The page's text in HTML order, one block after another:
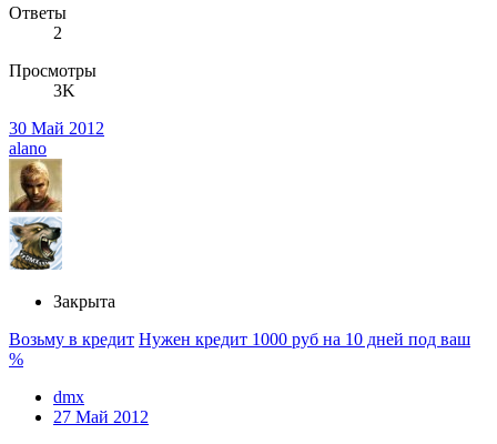
Ответы
2
Просмотры
3K
30 Май 2012
alano
Закрыта
Возьму в кредит Нужен кредит 1000 руб на 10 дней под ваш
%
dmx
27 Май 2012